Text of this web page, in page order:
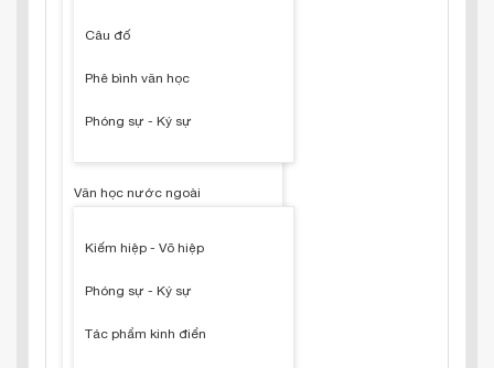
Câu đố
Phê bình văn học
Phóng sự - Ký sự
Văn học nước ngoài
Kiếm hiệp - Võ hiệp
Phóng sự - Ký sự
Tác phẩm kinh điển